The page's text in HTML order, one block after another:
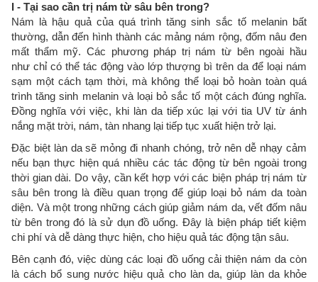
I - Tại sao cần trị nám từ sâu bên trong?
Nám là hậu quả của quá trình tăng sinh sắc tố melanin bất
thường, dẫn đến hình thành các mảng nám rộng, đốm nâu đen
mất thẩm mỹ. Các phương pháp trị nám từ bên ngoài hầu
như chỉ có thể tác động vào lớp thượng bì trên da để loại nám
sạm một cách tạm thời, mà không thể loại bỏ hoàn toàn quá
trình tăng sinh melanin và loại bỏ sắc tố một cách đúng nghĩa.
Đồng nghĩa với việc, khi làn da tiếp xúc lại với tia UV từ ánh
nắng mặt trời, nám, tàn nhang lại tiếp tục xuất hiện trở lại.
Đặc biệt làn da sẽ mỏng đi nhanh chóng, trở nên dễ nhạy cảm
nếu bạn thực hiện quá nhiều các tác động từ bên ngoài trong
thời gian dài. Do vậy, cần kết hợp với các biện pháp trị nám từ
sâu bên trong là điều quan trọng để giúp loại bỏ nám da toàn
diện. Và một trong những cách giúp giảm nám da, vết đốm nâu
từ bên trong đó là sử dụn đồ uống. Đây là biện pháp tiết kiệm
chi phí và dễ dàng thực hiện, cho hiệu quả tác động tận sâu.
Bên cạnh đó, việc dùng các loại đồ uống cải thiện nám da còn
là cách bổ sung nước hiệu quả cho làn da, giúp làn da khỏe